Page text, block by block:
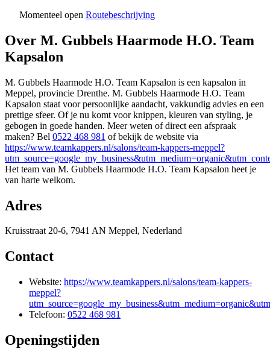
Momenteel open Routebeschrijving
+
−
Over M. Gubbels Haarmode H.O. Team
Kapsalon
M. Gubbels Haarmode H.O. Team Kapsalon is een kapsalon in
Meppel, provincie Drenthe. M. Gubbels Haarmode H.O. Team
Kapsalon staat voor persoonlijke aandacht, vakkundig advies en een
prettige sfeer. Of je nu komt voor knippen, kleuren van styling, je
gebogen in goede handen. Meer weten of direct een afspraak
maken? Bel 0522 468 981 of bekijk de website via
https://www.teamkappers.nl/salons/team-kappers-meppel?
Het team van M. Gubbels Haarmode H.O. Team Kapsalon heet je
van harte welkom.
Adres
Kruisstraat 20-6, 7941 AN Meppel, Nederland
Contact
Website: https://www.teamkappers.nl/salons/team-kappers-
meppel?
Telefoon: 0522 468 981
Openingstijden